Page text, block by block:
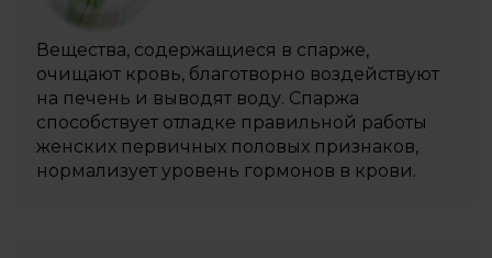
Вещества, содержащиеся в спарже,
очищают кровь, благотворно воздействуют
на печень и выводят воду. Спаржа
способствует отладке правильной работы
женских первичных половых признаков,
нормализует уровень гормонов в крови.